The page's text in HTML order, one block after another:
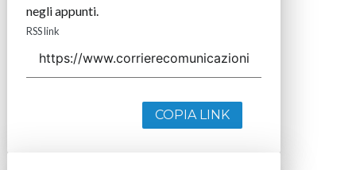
negli appunti.
RSS link
COPIA LINK